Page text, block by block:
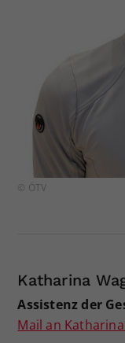
© ÖTV
Katharina
Assistenz der
Mail an